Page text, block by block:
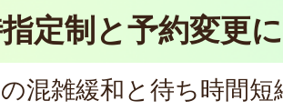
指定制と予約変更
の混雑緩和と待ち時間